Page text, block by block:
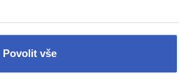
Povolit vše